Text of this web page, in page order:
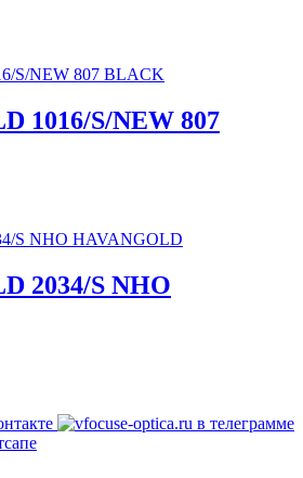
1016/S/NEW 807
2034/S NHO